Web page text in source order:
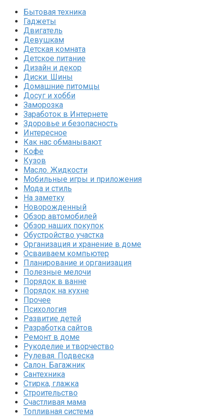
Бытовая техника
Гаджеты
Двигатель
Девушкам
Детская комната
Детское питание
Дизайн и декор
Диски. Шины
Домашние питомцы
Досуг и хобби
Заморозка
Заработок в Интернете
Здоровье и безопасность
Интересное
Как нас обманывают
Кофе
Кузов
Масло. Жидкости
Мобильные игры и приложения
Мода и стиль
На заметку
Новорожденный
Обзор автомобилей
Обзор наших покупок
Обустройство участка
Организация и хранение в доме
Осваиваем компьютер
Планирование и организация
Полезные мелочи
Порядок в ванне
Порядок на кухне
Прочее
Психология
Развитие детей
Разработка сайтов
Ремонт в доме
Рукоделие и творчество
Рулевая. Подвеска
Салон. Багажник
Сантехника
Стирка, глажка
Строительство
Счастливая мама
Топливная система